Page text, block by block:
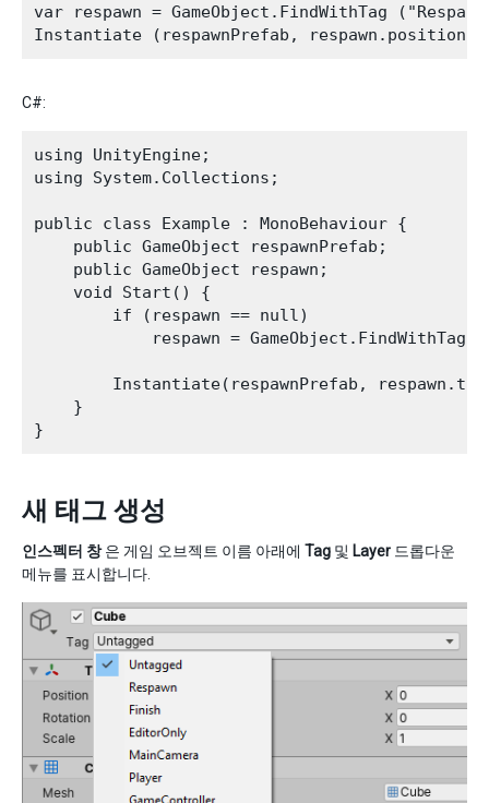
var respawn = GameObject.FindWithTag
C#:
using UnityEngine;
using System.Collections;
public class Example : MonoBehaviour {
    public GameObject respawnPrefab;
    public GameObject respawn;
    void Start() {
        if (respawn == null)
respawn =
Instantiate(respawnPrefab,
    }
새 태그 생성
인스펙터 창은 게임 오브젝트 이름 아래에 Tag 및 Layer 드롭다운
메뉴를 표시합니다.